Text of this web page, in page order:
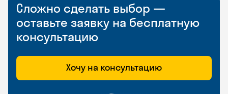
Сложно сделать выбор —
оставьте заявку на бесплатную
консультацию
Хочу на консультацию